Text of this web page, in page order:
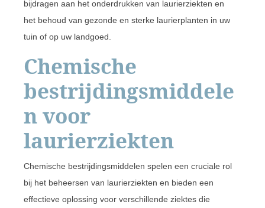
bijdragen aan het onderdrukken van laurierziekten en
het behoud van gezonde en sterke laurierplanten in uw
tuin of op uw landgoed.
Chemische
bestrijdingsmiddele
n voor
laurierziekten
Chemische bestrijdingsmiddelen spelen een cruciale rol
bij het beheersen van laurierziekten en bieden een
effectieve oplossing voor verschillende ziektes die